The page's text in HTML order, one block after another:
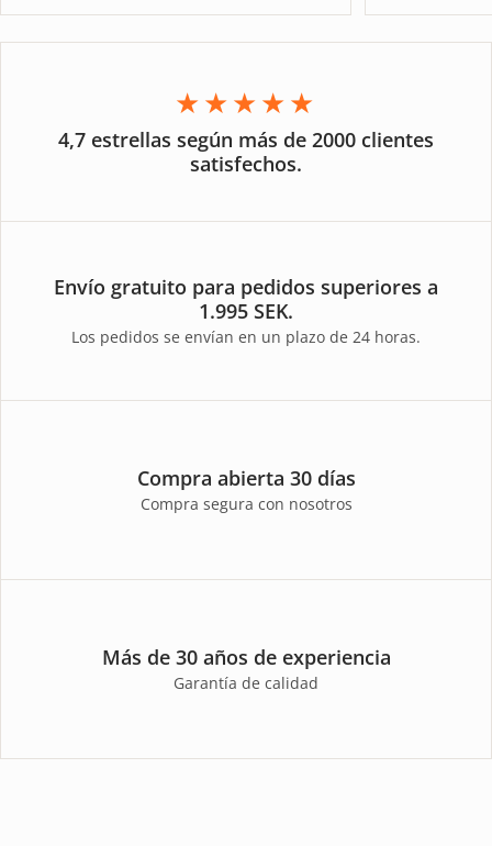
★★★★★
4,7 estrellas según más de 2000 clientes
satisfechos.
Envío gratuito para pedidos superiores a
1.995 SEK.
Los pedidos se envían en un plazo de 24 horas.
Compra abierta 30 días
Compra segura con nosotros
Más de 30 años de experiencia
Garantía de calidad